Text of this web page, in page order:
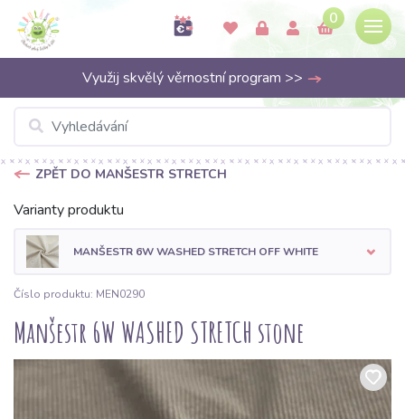
0
Využij skvělý věrnostní program >>
ZPĚT DO MANŠESTR STRETCH
Varianty produktu
MANŠESTR 6W WASHED STRETCH OFF WHITE
Číslo produktu: MEN0290
Manšestr 6W WASHED STRETCH stone